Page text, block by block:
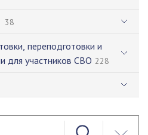
38
переподготовки и
для участников СВО 228